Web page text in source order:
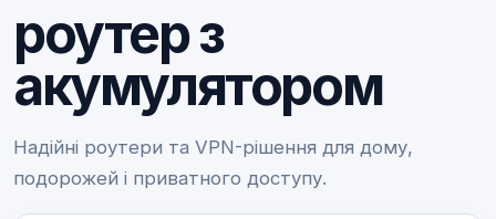
роутер з
акумулятором
Надійні роутери та VPN-рішення для дому,
подорожей і приватного доступу.